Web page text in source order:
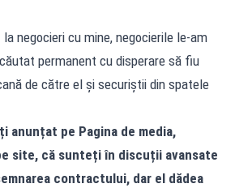
negocieri cu mine, negocierile le-am
permanent cu disperare să fiu
de către el și securiștii din spatele
anunțat pe Pagina de media,
site, că sunteți în discuții avansate
contractului, dar el dădea